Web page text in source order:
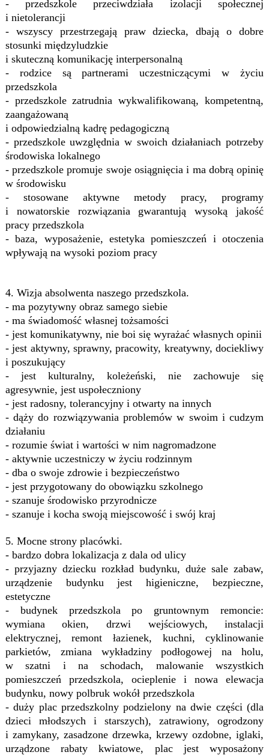
- przedszkole przeciwdziała izolacji społecznej
i nietolerancji
- wszyscy przestrzegają praw dziecka, dbają o dobre
stosunki międzyludzkie
i skuteczną komunikację interpersonalną
- rodzice są partnerami uczestniczącymi w życiu
przedszkola
- przedszkole zatrudnia wykwalifikowaną, kompetentną,
zaangażowaną
i odpowiedzialną kadrę pedagogiczną
- przedszkole uwzględnia w swoich działaniach potrzeby
środowiska lokalnego
- przedszkole promuje swoje osiągnięcia i ma dobrą opinię
w środowisku
- stosowane aktywne metody pracy, programy
i nowatorskie rozwiązania gwarantują wysoką jakość
pracy przedszkola
- baza, wyposażenie, estetyka pomieszczeń i otoczenia
wpływają na wysoki poziom pracy
4. Wizja absolwenta naszego przedszkola.
- ma pozytywny obraz samego siebie
- ma świadomość własnej tożsamości
- jest komunikatywny, nie boi się wyrażać własnych opinii
- jest aktywny, sprawny, pracowity, kreatywny, dociekliwy
i poszukujący
- jest kulturalny, koleżeński, nie zachowuje się
agresywnie, jest uspołeczniony
- jest radosny, tolerancyjny i otwarty na innych
- dąży do rozwiązywania problemów w swoim i cudzym
działaniu
- rozumie świat i wartości w nim nagromadzone
- aktywnie uczestniczy w życiu rodzinnym
- dba o swoje zdrowie i bezpieczeństwo
- jest przygotowany do obowiązku szkolnego
- szanuje środowisko przyrodnicze
- szanuje i kocha swoją miejscowość i swój kraj
5. Mocne strony placówki.
- bardzo dobra lokalizacja z dala od ulicy
- przyjazny dziecku rozkład budynku, duże sale zabaw,
urządzenie budynku jest higieniczne, bezpieczne,
estetyczne
- budynek przedszkola po gruntownym remoncie:
wymiana okien, drzwi wejściowych, instalacji
elektrycznej, remont łazienek, kuchni, cyklinowanie
parkietów, zmiana wykładziny podłogowej na holu,
w szatni i na schodach, malowanie wszystkich
pomieszczeń przedszkola, ocieplenie i nowa elewacja
budynku, nowy polbruk wokół przedszkola
- duży plac przedszkolny podzielony na dwie części (dla
dzieci młodszych i starszych), zatrawiony, ogrodzony
i zamykany, zasadzone drzewka, krzewy ozdobne, iglaki,
urządzone rabaty kwiatowe, plac jest wyposażony